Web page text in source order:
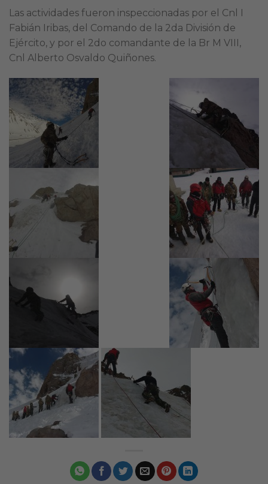
Las actividades fueron inspeccionadas por el Cnl I
Fabián Iribas, del Comando de la 2da División de
Ejército, y por el 2do comandante de la Br M VIII,
Cnl Alberto Osvaldo Quiñones.